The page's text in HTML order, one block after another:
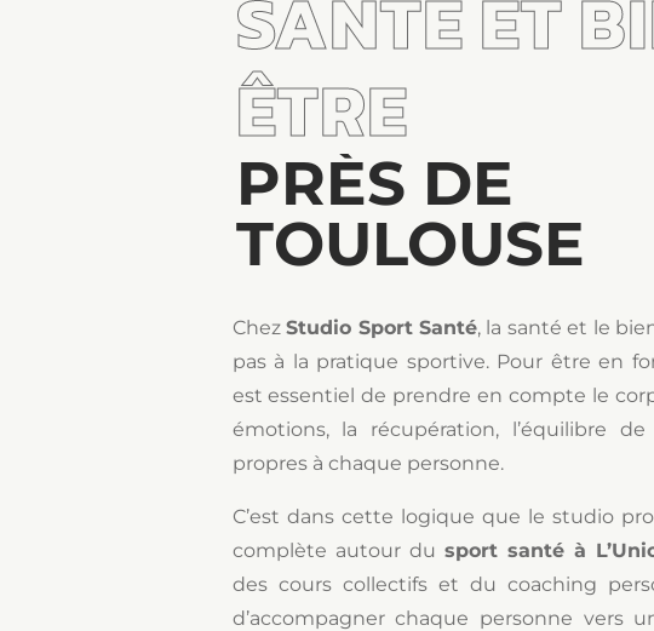
SANTÉ ET
ÊTRE
PRÈS DE
TOULOUSE
ChezStudio Sport Santé, la santé et le
pas à la pratique sportive. Pour être en
est essentiel de prendre en compte le
émotions, la récupération, l’équilibre
propres à chaque personne.
C’est dans cette logique que le studio
complète autour du sport santé à
des cours collectifs et du coaching
d’accompagner chaque personne vers